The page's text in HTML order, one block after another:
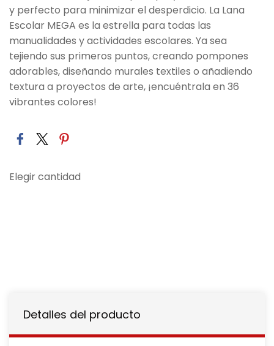
y perfecto para minimizar el desperdicio. La Lana
Escolar MEGA es la estrella para todas las
manualidades y actividades escolares. Ya sea
tejiendo sus primeros puntos, creando pompones
adorables, diseñando murales textiles o añadiendo
textura a proyectos de arte, ¡encuéntrala en 36
vibrantes colores!
Elegir cantidad
Detalles del producto